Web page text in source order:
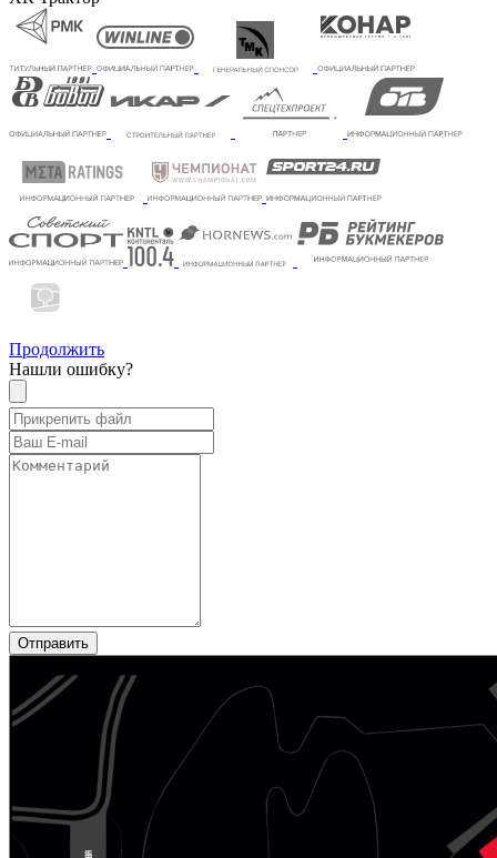
Продолжить
Нашли ошибку?